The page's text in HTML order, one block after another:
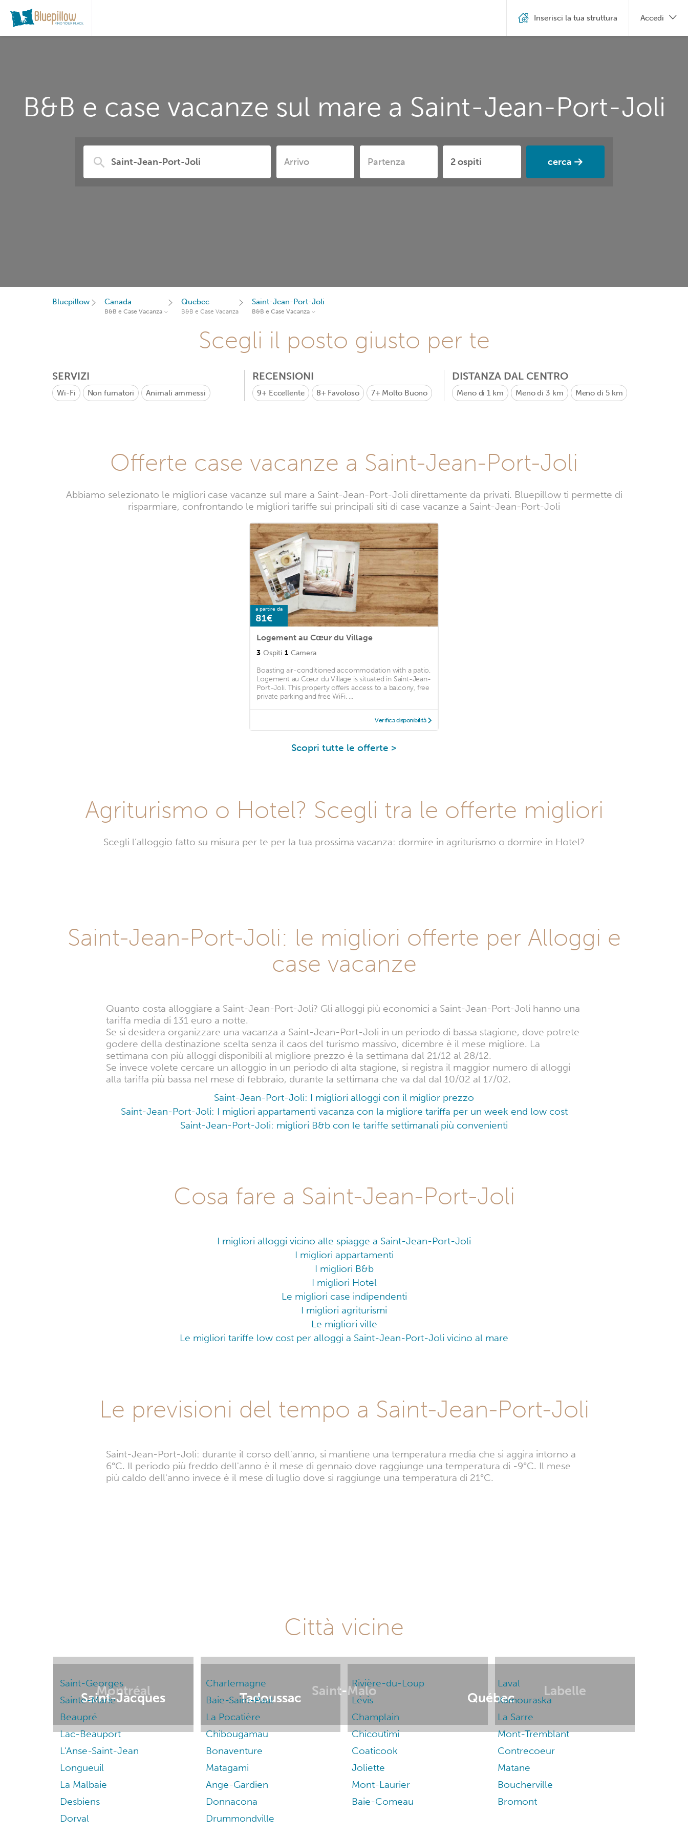
B&B e case vacanze sul mare a Saint-Jean-Port-Joli
cerca
Inserisci la tua struttura Accedi
Bluepillow Canada
B&B e Case Vacanza
Quebec
B&B e Case Vacanza
Saint-Jean-Port-Joli
B&B e Case Vacanza
Scegli il posto giusto per te
SERVIZI
Wi-Fi Non fumatori Animali ammessi
RECENSIONI
9+ Eccellente 8+ Favoloso 7+ Molto Buono
DISTANZA DAL CENTRO
Meno di 1 km Meno di 3 km Meno di 5 km
Offerte case vacanze a Saint-Jean-Port-Joli
Abbiamo selezionato le migliori case vacanze sul mare a Saint-Jean-Port-Joli direttamente da privati. Bluepillow ti permette di
risparmiare, confrontando le migliori tariffe sui principali siti di case vacanze a Saint-Jean-Port-Joli
a partire da
81€
Logement au Cœur du Village
3 Ospiti 1 Camera
Boasting air-conditioned accommodation with a patio,
Logement au Cœur du Village is situated in Saint-Jean-
Port-Joli. This property offers access to a balcony, free
private parking and free WiFi. ...
Verifica disponibilità
Scopri tutte le offerte >
Agriturismo o Hotel? Scegli tra le offerte migliori
Scegli l’alloggio fatto su misura per te per la tua prossima vacanza: dormire in agriturismo o dormire in Hotel?
Port-
Port-
Saint-Jean-Port-Joli: le migliori offerte per Alloggi e
case vacanze
Quanto costa alloggiare a Saint-Jean-Port-Joli? Gli alloggi più economici a Saint-Jean-Port-Joli hanno una
tariffa media di 131 euro a notte.
Se si desidera organizzare una vacanza a Saint-Jean-Port-Joli in un periodo di bassa stagione, dove potrete
godere della destinazione scelta senza il caos del turismo massivo, dicembre è il mese migliore. La
settimana con più alloggi disponibili al migliore prezzo è la settimana dal 21/12 al 28/12.
Se invece volete cercare un alloggio in un periodo di alta stagione, si registra il maggior numero di alloggi
alla tariffa più bassa nel mese di febbraio, durante la settimana che va dal dal 10/02 al 17/02.
Saint-Jean-Port-Joli: I migliori alloggi con il miglior prezzo
Saint-Jean-Port-Joli: I migliori appartamenti vacanza con la migliore tariffa per un week end low cost
Saint-Jean-Port-Joli: migliori B&b con le tariffe settimanali più convenienti
Cosa fare a Saint-Jean-Port-Joli
I migliori alloggi vicino alle spiagge a Saint-Jean-Port-Joli
I migliori appartamenti
I migliori B&b
I migliori Hotel
Le migliori case indipendenti
I migliori agriturismi
Le migliori ville
Le migliori tariffe low cost per alloggi a Saint-Jean-Port-Joli vicino al mare
Le previsioni del tempo a Saint-Jean-Port-Joli
Saint-Jean-Port-Joli: durante il corso dell'anno, si mantiene una temperatura media che si aggira intorno a
6°C. Il periodo più freddo dell'anno è il mese di gennaio dove raggiunge una temperatura di -9°C. Il mese
più caldo dell'anno invece è il mese di luglio dove si raggiunge una temperatura di 21°C.
Città vicine
Montréal Saint-Malo Labelle
Saint-Jacques Tadoussac Québec
Saint-Georges Charlemagne Rivière-du-Loup
Laval
Sainte-Marie
Baie-Saint-Paul Lévis
Kamouraska
Beaupré
La Pocatière Champlain
La Sarre
Lac-Beauport
Chibougamau Chicoutimi
Mont-Tremblant
L'Anse-Saint-Jean
Bonaventure Coaticook
Contrecoeur
Longueuil
Matagami Joliette
Matane
La Malbaie
Ange-Gardien Mont-Laurier
Boucherville
Desbiens
Donnacona Baie-Comeau
Bromont
Dorval
Drummondville